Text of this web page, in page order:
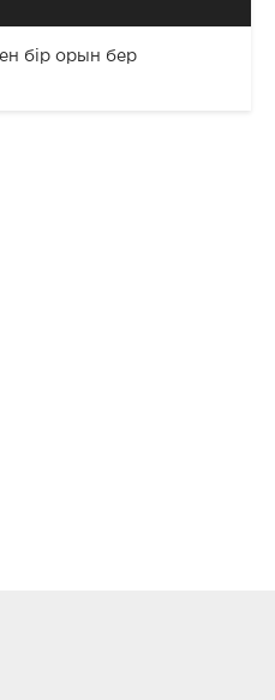
бір орын бер